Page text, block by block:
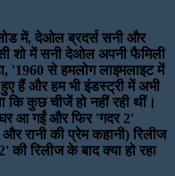
में, देओल ब्रदर्स सनी और
शो में सनी देओल अपनी फैमिली
से हमलोग लाइमलाइट में
हैं और हम भी इंडस्ट्री में अभी
कुछ चीजें हो नहीं रही थीं।
घर आ गईं और फिर 'गदर 2'
रानी की प्रेम कहानी) रिलीज
रिलीज के बाद क्या हो रहा